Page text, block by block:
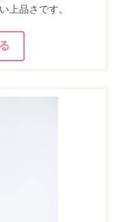
上品さです。